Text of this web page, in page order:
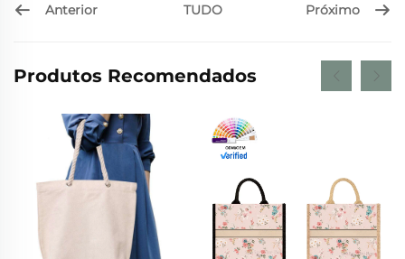
Anterior TUDO Próximo
Produtos Recomendados